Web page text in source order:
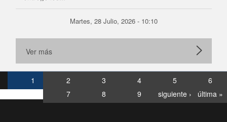
Martes, 28 Julio, 2026 - 10:10
Ver más
1 2 3 4 5
6
7
8 9 siguiente › última »